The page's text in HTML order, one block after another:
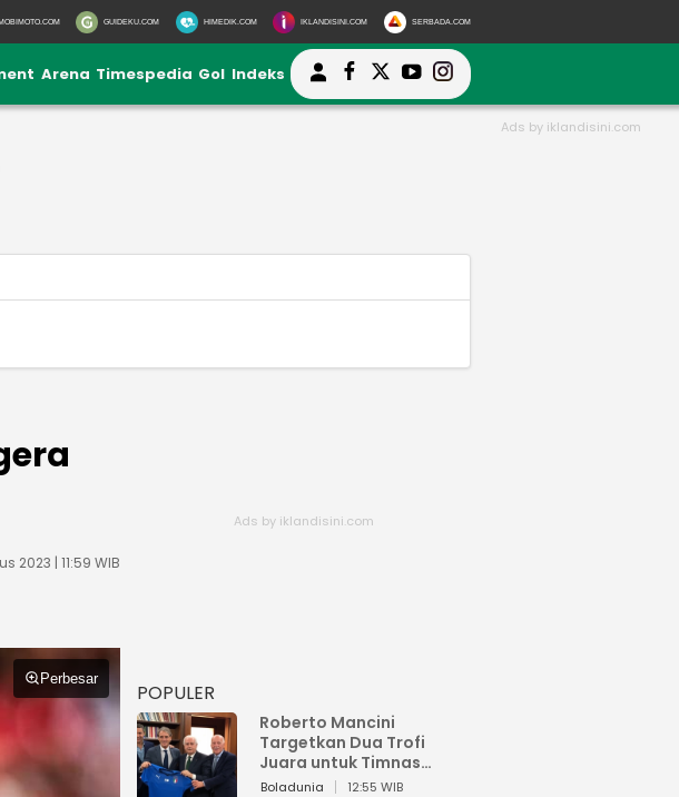
GUIDEKU.COM HIMEDIK.COM IKLANDISINI.COM SERBADA.COM
Arena Timespedia Gol Indeks
2023 | 11:59 WIB
Perbesar
POPULER
Roberto Mancini
Targetkan Dua Trofi
Juara untuk Timnas
Italia
Boladunia 12:55 WIB